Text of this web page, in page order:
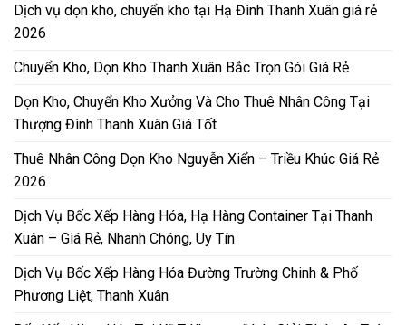
Dịch vụ dọn kho, chuyển kho tại Hạ Đình Thanh Xuân giá rẻ
2026
Chuyển Kho, Dọn Kho Thanh Xuân Bắc Trọn Gói Giá Rẻ
Dọn Kho, Chuyển Kho Xưởng Và Cho Thuê Nhân Công Tại
Thượng Đình Thanh Xuân Giá Tốt
Thuê Nhân Công Dọn Kho Nguyễn Xiển – Triều Khúc Giá Rẻ
2026
Dịch Vụ Bốc Xếp Hàng Hóa, Hạ Hàng Container Tại Thanh
Xuân – Giá Rẻ, Nhanh Chóng, Uy Tín
Dịch Vụ Bốc Xếp Hàng Hóa Đường Trường Chinh & Phố
Phương Liệt, Thanh Xuân